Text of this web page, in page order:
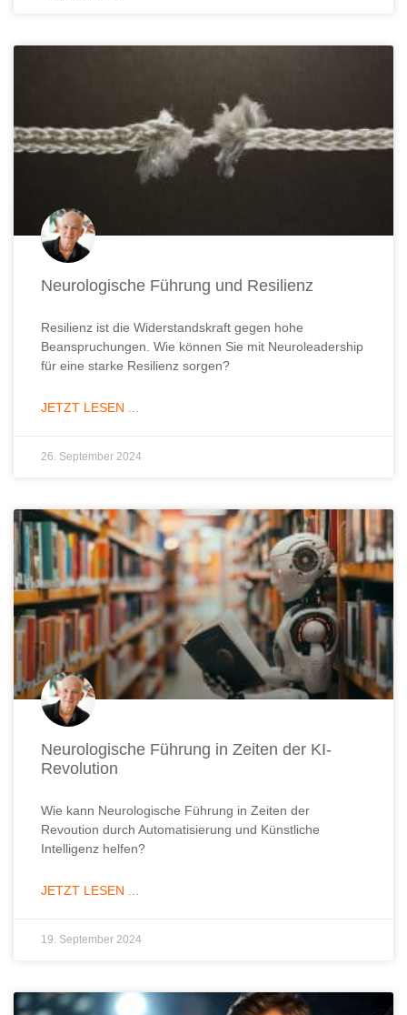
Neurologische Führung und Resilienz
Resilienz ist die Widerstandskraft gegen hohe
Beanspruchungen. Wie können Sie mit Neuroleadership
für eine starke Resilienz sorgen?
JETZT LESEN ...
26. September 2024
Neurologische Führung in Zeiten der KI-
Revolution
Wie kann Neurologische Führung in Zeiten der
Revoution durch Automatisierung und Künstliche
Intelligenz helfen?
JETZT LESEN ...
19. September 2024